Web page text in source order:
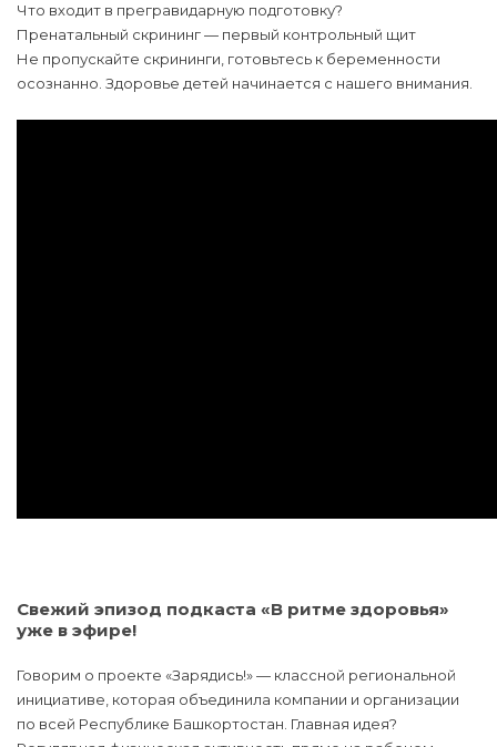
Что входит в прегравидарную подготовку?
Пренатальный скрининг — первый контрольный щит
Не пропускайте скрининги, готовьтесь к беременности
осознанно. Здоровье детей начинается с нашего внимания.
Свежий эпизод подкаста «В ритме здоровья»
уже в эфире!
Говорим о проекте «Зарядись!» — классной региональной
инициативе, которая объединила компании и организации
по всей Республике Башкортостан. Главная идея?